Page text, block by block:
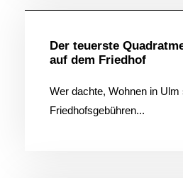
Der teuerste
auf dem Friedhof
Wer dachte, Wohnen in Ulm
Friedhofsgebühren...